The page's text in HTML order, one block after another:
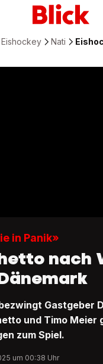
Eishockey Nati
in Panik»
nach
Gastgeber
und Timo Meier
zum Spiel.
um 00:38 Uhr